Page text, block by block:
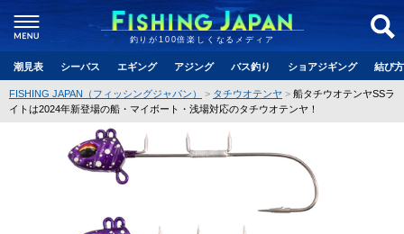
釣りが100倍楽しくなるメディア
潮見表 シーバス エギング アジング バス釣り ショアジギング 結び
FISHING JAPAN（フィッシングジャパン） タチウオテンヤ
船タチウオテンヤSSラ
イトは2024年新登場の船・マイボート・浅場対応のタチウオテンヤ！